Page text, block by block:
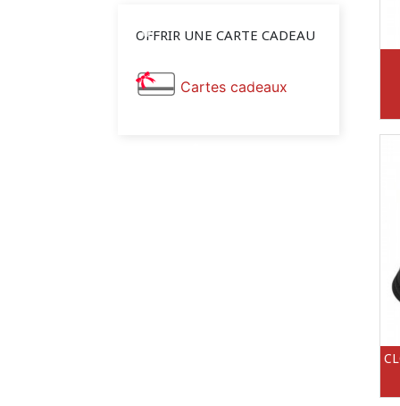
OFFRIR UNE CARTE CADEAU
Cartes cadeaux